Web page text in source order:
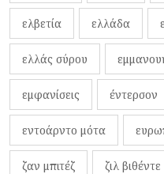
ελβετία ελλάδα
ελλάς σύρου
εμφανίσεις έντερσον
εντοάρντο μότα
ζαν μπιτέζ ζιλ βιθέντε